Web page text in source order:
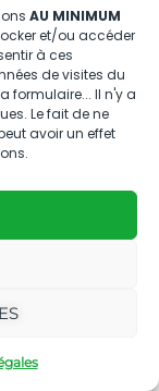
AU MINIMUM
et/ou accéder
à ces
de visites du
formulaire... Il n'y a
Le fait de ne
avoir un effet